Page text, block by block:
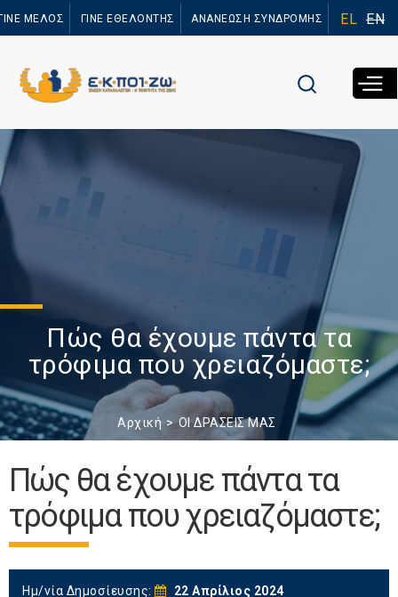
προς το
ΜΕΛΟΣ ΓΙΝΕ ΕΘΕΛΟΝΤΗΣ ΑΝΑΝΕΩΣΗ ΣΥΝΔΡΟΜΗΣ EL EN
Πώς θα έχουμε πάντα τα
τρόφιμα που χρειαζόμαστε;
Αρχική ΟΙ ΔΡΑΣΕΙΣ ΜΑΣ
Πώς θα έχουμε πάντα τα
τρόφιμα που χρειαζόμαστε;
Ημ/νία Δημοσίευσης: 22 Απρίλιος 2024